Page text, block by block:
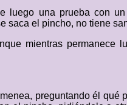
luego una prueba con
saca el pincho, no tiene
mientras
preguntando él